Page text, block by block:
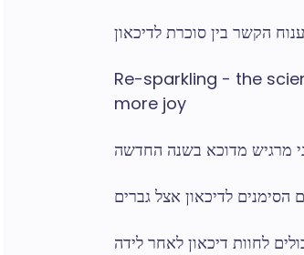
הקשר בין סוכרת לדיכאון
Re-sparkling - the
more joy